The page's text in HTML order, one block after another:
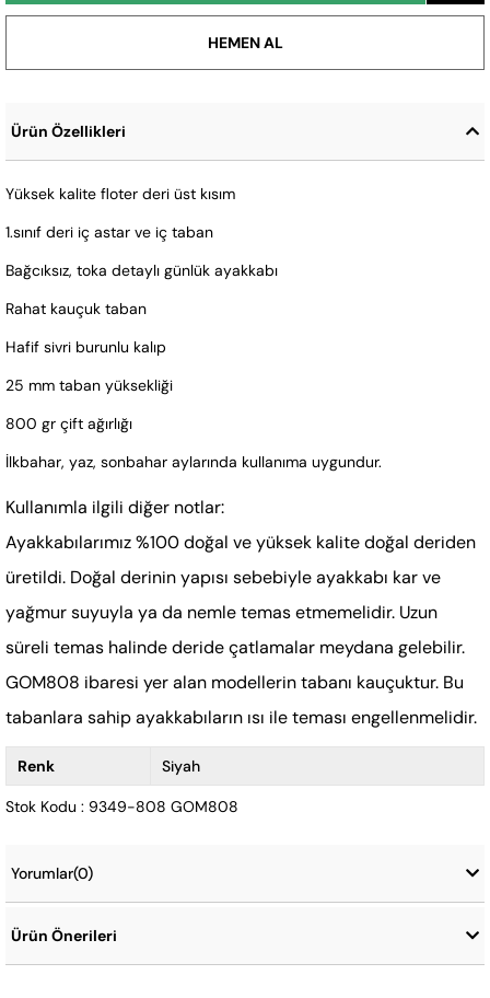
Ürün Özellikleri
Yüksek kalite floter deri üst kısım
1.sınıf deri iç astar ve iç taban
Bağcıksız, toka detaylı günlük ayakkabı
Rahat kauçuk taban
Hafif sivri burunlu kalıp
25 mm taban yüksekliği
800 gr çift ağırlığı
İlkbahar, yaz, sonbahar aylarında kullanıma uygundur.
Kullanımla ilgili diğer notlar:
Ayakkabılarımız %100 doğal ve yüksek kalite doğal deriden
üretildi. Doğal derinin yapısı sebebiyle ayakkabı kar ve
yağmur suyuyla ya da nemle temas etmemelidir. Uzun
süreli temas halinde deride çatlamalar meydana gelebilir.
GOM808 ibaresi yer alan modellerin tabanı kauçuktur. Bu
tabanlara sahip ayakkabıların ısı ile teması engellenmelidir.
Renk Siyah
Stok Kodu : 9349-808 GOM808
Yorumlar(0)
Ürün Önerileri